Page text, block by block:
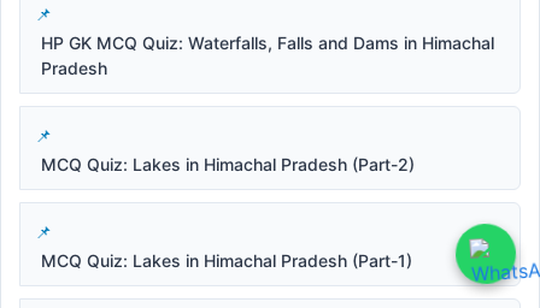
HP GK MCQ Quiz: Waterfalls, Falls and Dams in Himachal
Pradesh
MCQ Quiz: Lakes in Himachal Pradesh (Part-2)
MCQ Quiz: Lakes in Himachal Pradesh (Part-1)